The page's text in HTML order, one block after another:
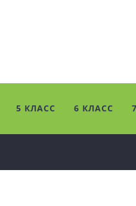
5 КЛАСС 6 КЛАСС